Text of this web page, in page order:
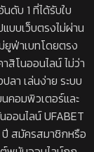
ดับ 1 ที่ได้รับใบ
บบเว็บตรงไม่ผ่าน
ยูฟ่าเบทโดยตรง
โนออนไลน์ ไม่ว่า
ลา เล่นง่าย ระบบ
คอมพิวเตอร์และ
อนไลน์ UFABET
สมัครสมาชิกหรือ